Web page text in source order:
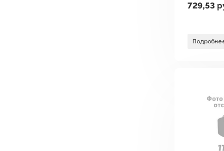
Kress
729,53